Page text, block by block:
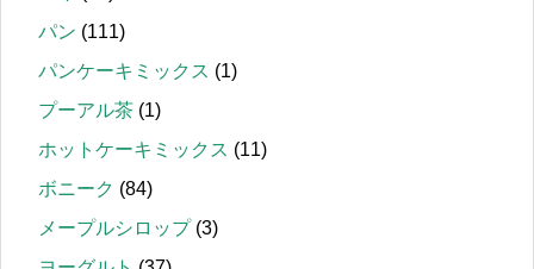
パン (111)
パンケーキミックス (1)
プーアル茶 (1)
ホットケーキミックス (11)
ボニーク (84)
メープルシロップ(3)